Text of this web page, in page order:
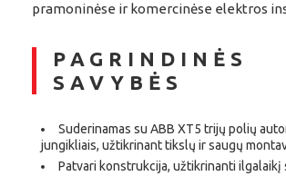
pramoninėse ir komercinėse elektros
PAGRINDINĖS
SAVYBĖS
Suderinamas su ABB XT5 trijų polių
jungikliais, užtikrinant tikslų ir saugų
Patvari konstrukcija, užtikrinanti ilgalaikį